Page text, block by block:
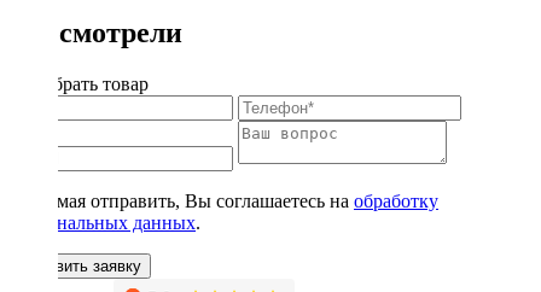
Вы смотрели
Подобрать товар
Нажимая отправить, Вы соглашаетесь на обработку
персональных данных.
Оставить заявку